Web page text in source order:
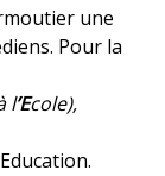
une
Pour la
l’Ecole),